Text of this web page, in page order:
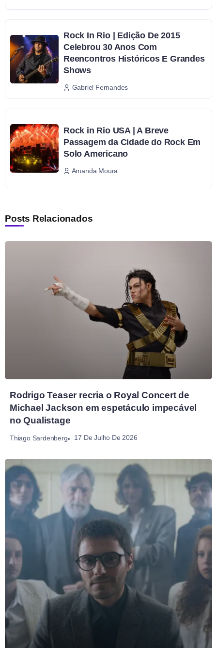
Rock In Rio | Edição De 2015
Celebrou 30 Anos Com
Reencontros Históricos E Grandes
Shows
Gabriel Fernandes
Rock in Rio USA | A Breve
Passagem da Cidade do Rock Em
Solo Americano
Amanda Moura
Posts Relacionados
Rodrigo Teaser recria o Royal Concert de
Michael Jackson em espetáculo impecável
no Qualistage
Thiago Sardenberg 17 De Julho De 2026